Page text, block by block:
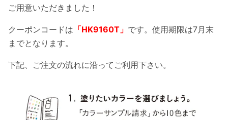
ご用意いただきました！
クーポンコードは 「HK9160T」 です。使用期限は7月末
までとなります。
下記、ご注文の流れに沿ってご利用下さい。